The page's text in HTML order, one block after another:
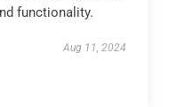
functionality.
Aug 11, 2024